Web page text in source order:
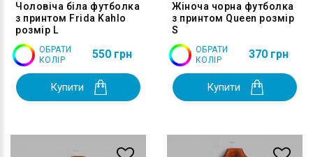
Чоловіча біла футболка
з принтом Frida Kahlo
розмір L
ОБРАТИ
КОЛІР
550 грн
Купити
Жіноча чорна футболка
з принтом Queen розмір
S
ОБРАТИ
КОЛІР
370 грн
Купити